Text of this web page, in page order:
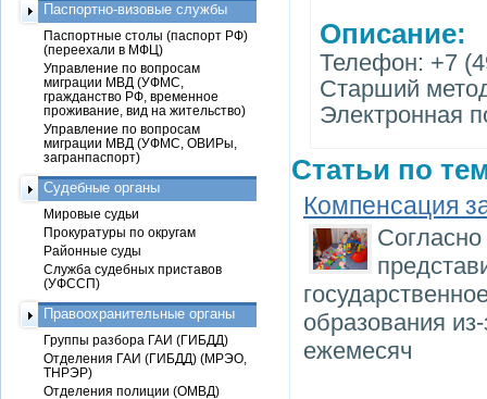
Описание:
Телефон: +7
Старший
Электронная
Статьи по
Компенсация
образования
ежемесяч
Паспортно-визовые службы
Паспортные столы (паспорт РФ)
(переехали в МФЦ)
Управление по вопросам
миграции МВД (УФМС,
гражданство РФ, временное
проживание, вид на жительство)
Управление по вопросам
миграции МВД (УФМС, ОВИРы,
загранпаспорт)
Судебные органы
Мировые судьи
Прокуратуры по округам
Районные суды
Служба судебных приставов
(УФССП)
Правоохранительные органы
Группы разбора ГАИ (ГИБДД)
Отделения ГАИ (ГИБДД) (МРЭО,
ТНРЭР)
Отделения полиции (ОМВД)